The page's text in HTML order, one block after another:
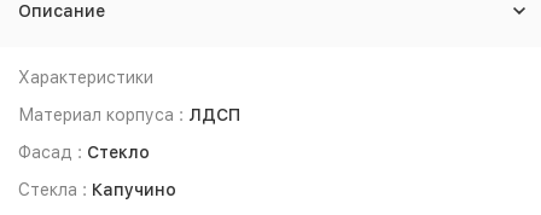
Описание
Характеристики
Материал корпуса : ЛДСП
Фасад : Стекло
Стекла : Капучино